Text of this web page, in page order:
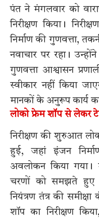
पंत ने मंगलवार को
निरीक्षण किया।
निर्माण की गुणवत्ता,
नवाचार पर रहा।
गुणवत्ता आश्वासन
स्वीकार नहीं किया
मानकों के अनुरूप कार्य
लोको फ्रेम शॉप से लेकर
निरीक्षण की शुरुआत
हुई, जहां इंजन
अवलोकन किया गया।
चरणों को समझते हुए
नियंत्रण तंत्र की
शॉप का निरीक्षण